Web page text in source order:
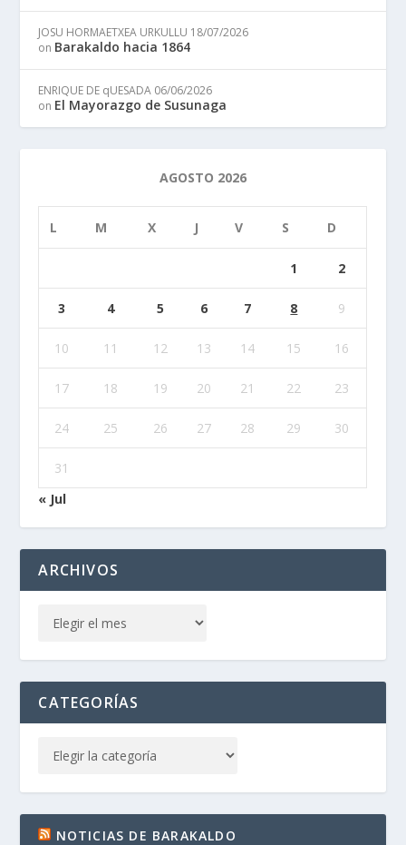
JOSU HORMAETXEA URKULLU 18/07/2026
on Barakaldo hacia 1864
ENRIQUE DE qUESADA 06/06/2026
on El Mayorazgo de Susunaga
AGOSTO 2026
L M X J V S D
1 2
3 4 5 6 7 8 9
10 11 12 13 14 15 16
17 18 19 20 21 22 23
24 25 26 27 28 29 30
31
« Jul
ARCHIVOS
CATEGORÍAS
NOTICIAS DE BARAKALDO